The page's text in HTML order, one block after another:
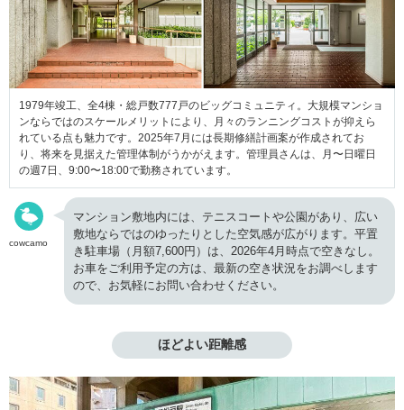
1979年竣工、全4棟・総戸数777戸のビッグコミュニティ。大規模マンショ
ンならではのスケールメリットにより、月々のランニングコストが抑えら
れている点も魅力です。2025年7月には長期修繕計画案が作成されてお
り、将来を見据えた管理体制がうかがえます。管理員さんは、月〜日曜日
の週7日、9:00〜18:00で勤務されています。
cowcamo
マンション敷地内には、テニスコートや公園があり、広い
敷地ならではのゆったりとした空気感が広がります。平置
き駐車場（月額7,600円）は、2026年4月時点で空きなし。
お車をご利用予定の方は、最新の空き状況をお調べします
ので、お気軽にお問い合わせください。
ほどよい距離感